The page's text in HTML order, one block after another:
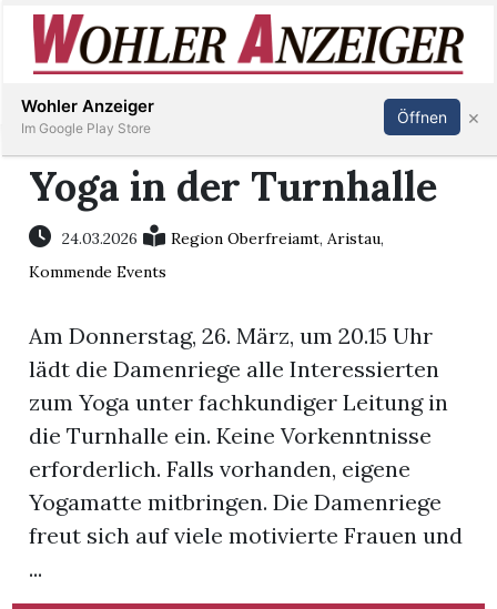
Immobilien
Stellen
E-
Paper
Newsletter
Inserieren Abonnieren Anmelden
Yoga in der Turnhalle
24.03.2026 Region Oberfreiamt,Aristau,
Kommende Events
Am Donnerstag, 26. März, um 20.15 Uhr
lädt die Damenriege alle Interessierten
zum Yoga unter fachkundiger Leitung in
die Turnhalle ein. Keine Vorkenntnisse
erforderlich. Falls vorhanden, eigene
Yogamatte mitbringen. Die Damenriege
freut sich auf viele motivierte Frauen und
...
Wohler Anzeiger
Im Google Play Store
Öffnen ×